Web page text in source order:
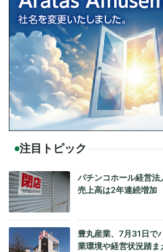
注目トピック
パチンコホール経営
売上高は2年連続増加
豊丸産業、7月31日
業環境や経営状況踏ま